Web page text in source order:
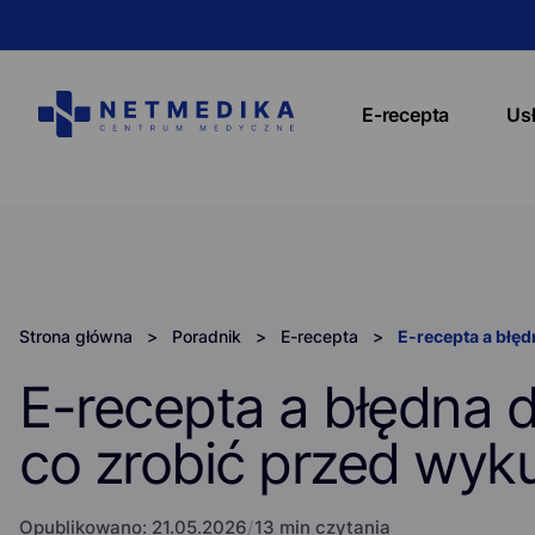
E-recepta
Strona główna > Poradnik > E-recepta > E-recepta a
E-recepta a błędna
co zrobić przed
Opublikowano: 21.05.2026/13 min czytania